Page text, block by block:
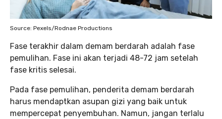
Source: Pexels/Rodnae Productions
Fase terakhir dalam demam berdarah adalah fase
pemulihan. Fase ini akan terjadi 48-72 jam setelah
fase kritis selesai.
Pada fase pemulihan, penderita demam berdarah
harus mendaptkan asupan gizi yang baik untuk
mempercepat penyembuhan. Namun, jangan terlalu